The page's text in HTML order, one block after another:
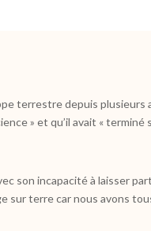
terrestre depuis plusieurs
» et qu’il avait «
son incapacité à laisser
sur terre car nous avons